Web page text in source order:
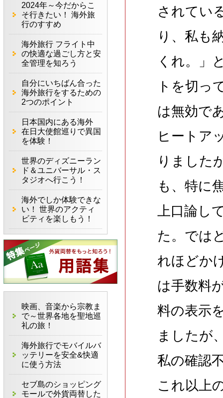
されてい
り、私も
くれ。」
トを切っ
は無効で
ヒートア
りました
も、特に
上口論し
た。では
れほどか
は手数料
料の表示
ましたが
私の確認
これ以上
2024年～今だからこ
そ行きたい！ 海外旅
行のすすめ
海外旅行 フライト中
の快適な過ごし方と安
全管理を知ろう
自分にいちばん合った
海外旅行をするための
2つのポイント
日本国内にある海外
在日大使館巡りで異国
を体験！
世界のディズニーラン
ド＆ユニバーサル・ス
タジオへ行こう！
海外でしか体験できな
い！ 世界のアクティ
ビティを楽しもう！
映画、音楽から宗教ま
で～世界各地を聖地巡
礼の旅！
海外旅行でモバイルバ
ッテリーを安全&快適
に使う方法
セブ島のショッピング
モールで外貨両替した